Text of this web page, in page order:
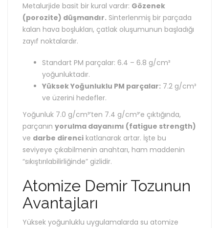
Metalurjide basit bir kural vardır: Gözenek
(porozite) düşmandır. Sinterlenmiş bir parçada
kalan hava boşlukları, çatlak oluşumunun başladığı
zayıf noktalardır.
Standart PM parçalar: 6.4 – 6.8 g/cm³
yoğunluktadır.
Yüksek Yoğunluklu PM parçalar: 7.2 g/cm³
ve üzerini hedefler.
Yoğunluk 7.0 g/cm³’ten 7.4 g/cm³’e çıktığında,
parçanın yorulma dayanımı (fatigue strength)
ve darbe direnci katlanarak artar. İşte bu
seviyeye çıkabilmenin anahtarı, ham maddenin
“sıkıştırılabilirliğinde” gizlidir.
Atomize Demir Tozunun
Avantajları
Yüksek yoğunluklu uygulamalarda su atomize